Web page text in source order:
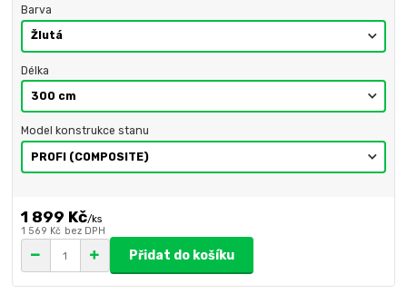
Barva
Délka
Model konstrukce stanu
1 899 Kč/ks
1 569 Kč bez DPH
Přidat do košíku